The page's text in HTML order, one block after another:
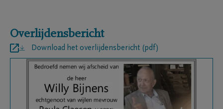
Overlijdensbericht
Download het overlijdensbericht (pdf)